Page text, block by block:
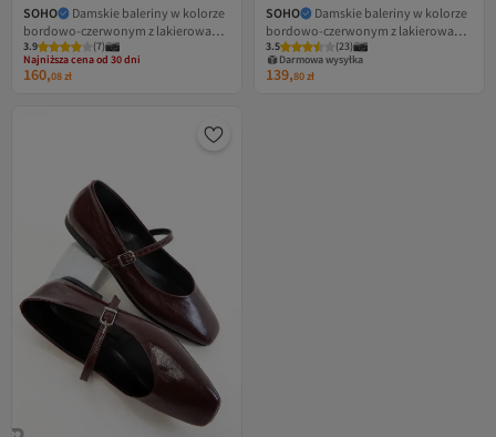
SOHO
Damskie baleriny w kolorze
bordowo-czerwonym z lakierowanej
skóry 19004
3.9 (7)
Najniższa cena od 30 dni
Darmowa wysyłka
Najniższa cena od 30 dni
160,08zł
SOHO
Damskie baleriny w kolorze
bordowo-czerwonym z lakierowanej
skóry 18895
3.5 (23)
Darmowa wysyłka
139,80zł